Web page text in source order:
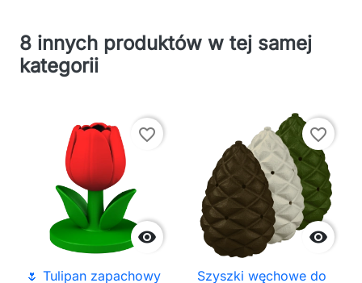
8 innych produktów w tej samej
kategorii

favorite_border
🌷 Tulipan zapachowy

favorite_border
Szyszki węchowe do